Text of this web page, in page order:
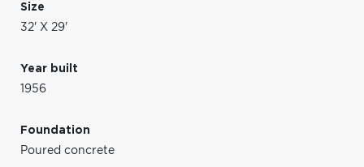
Size
32' X 29'
Year built
1956
Foundation
Poured concrete